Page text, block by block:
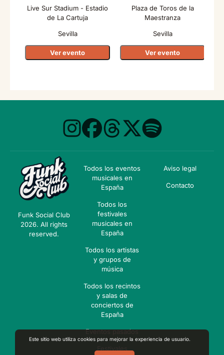
Live Sur Stadium - Estadio
de La Cartuja
Sevilla
Ver evento
Plaza de Toros de la
Maestranza
Sevilla
Ver evento
Este sitio web utiliza cookies para mejorar la experiencia de usuario.
Funk Social Club
2026. All rights
reserved.
Todos los eventos
musicales en
España
Todos los
festivales
musicales en
España
Todos los artistas
y grupos de
música
Todos los recintos
y salas de
conciertos de
España
Eventos pasados
Festivales
Aviso legal
Contacto